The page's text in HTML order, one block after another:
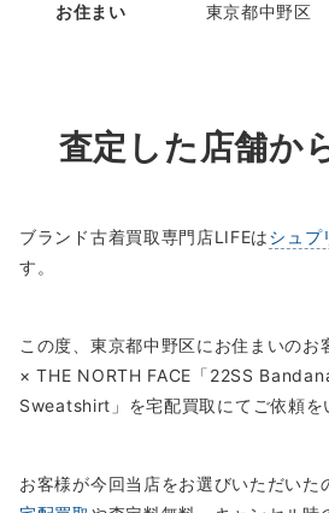
お住まい 東京都中野区
査定した店舗か
ブランド古着買取専門店LIFEはシュプ
す。
この度、東京都中野区にお住まいのお
× THE NORTH FACE「22SS
Sweatshirt」を宅配買取にてご依頼を
お客様が今回当店をお選びいただいた